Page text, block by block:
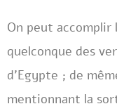
On peut accomplir
quelconque des
d’Egypte ; de
mentionnant la